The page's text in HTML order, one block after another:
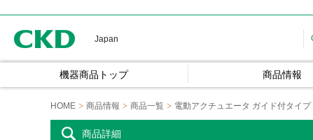
Japan
機器商品トップ 商品情報
HOME 商品情報 商品一覧 電動アクチュエータ ガイド付タイプ
商品詳細